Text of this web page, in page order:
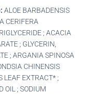
ALOE BARBADENSIS
CERIFERA
; ACACIA
; GLYCERIN,
; ARGANIA SPINOSA
CHINENSIS
LEAF EXTRACT* ;
OIL ; SODIUM